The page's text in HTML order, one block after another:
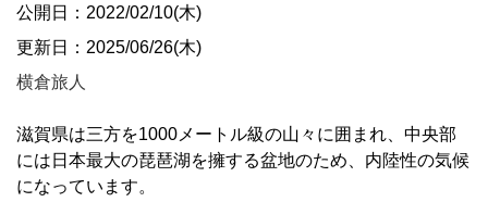
公開日：2022/02/10(木)
更新日：2025/06/26(木)
横倉旅人
滋賀県は三方を1000メートル級の山々に囲まれ、中央部
には日本最大の琵琶湖を擁する盆地のため、内陸性の気候
になっています。